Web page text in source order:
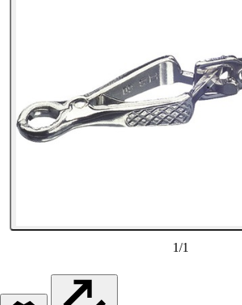
1/1